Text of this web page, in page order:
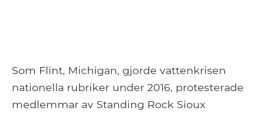
Som Flint, Michigan, gjorde vattenkrisen
nationella rubriker under 2016, protesterade
medlemmar av Standing Rock Sioux